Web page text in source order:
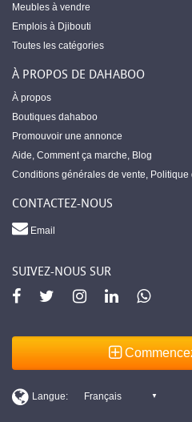
Meubles à vendre
Emplois à Djibouti
Toutes les catégories
À PROPOS DE DAHABOO
À propos
Boutiques dahaboo
Promouvoir une annonce
Aide, Comment ça marche, Blog
Conditions générales de vente, Politique
CONTACTEZ-NOUS
Email
SUIVEZ-NOUS SUR